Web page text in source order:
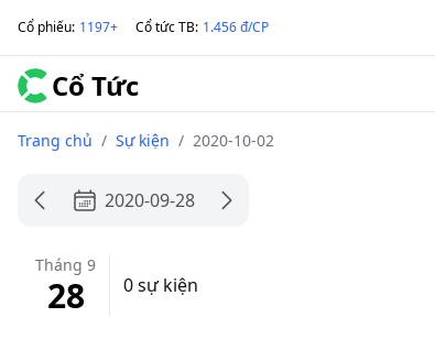
Cổ phiếu: 1197+ Cổ tức TB: 1.456 đ/CP
Cổ Tức
Trang chủ / Sự kiện / 2020-10-02
2020-09-28
Tháng 9
28 0 sự kiện